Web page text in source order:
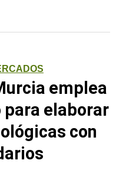
emplea
para elaborar
con